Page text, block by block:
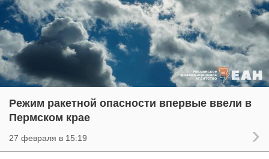
Режим ракетной опасности впервые ввели в
Пермском крае
27 февраля в 15:19